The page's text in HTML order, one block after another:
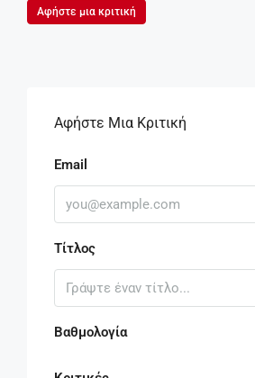
Αφήστε μια κριτική
Αφήστε Μια Κριτική
Email
Τίτλος
Βαθμολογία